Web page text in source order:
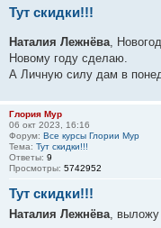
Тут скидки!!!
Наталия Лежнёва,
Новому году сделаю.
А Личную силу дам в
Глория Мур
06 окт 2023, 16:16
Форум: Все курсы Глории Мур
Тема: Тут скидки!!!
Ответы: 9
Просмотры: 5742952
Тут скидки!!!
Наталия Лежнёва ,